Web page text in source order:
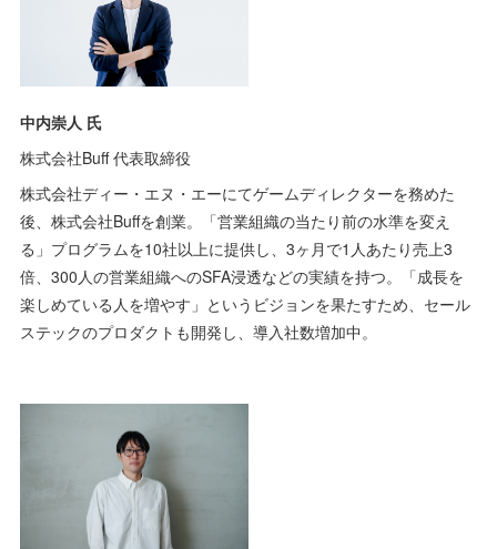
中内崇人 氏
株式会社Buff 代表取締役
株式会社ディー・エヌ・エーにてゲームディレクターを務めた
後、株式会社Buffを創業。「営業組織の当たり前の水準を変え
る」プログラムを10社以上に提供し、3ヶ月で1人あたり売上3
倍、300人の営業組織へのSFA浸透などの実績を持つ。「成長を
楽しめている人を増やす」というビジョンを果たすため、セール
ステックのプロダクトも開発し、導入社数増加中。